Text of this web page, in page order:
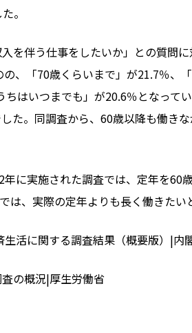
。
を伴う仕事をしたいか」との質問
の、「70歳くらいまで」が21.7％、「
ちはいつまでも」が20.6％となって
た。同調査から、 60歳以降も働き
年に実施された調査では、定年を60
は、実際の定年よりも長く働きたい
活に関する調査結果（概要版）|内
の概況|厚生労働省